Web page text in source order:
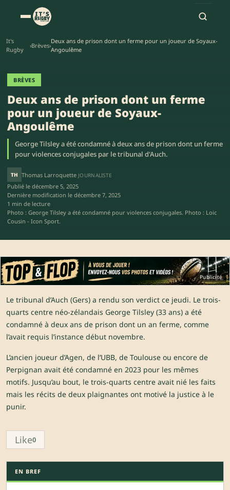
It's
Rugby
›Brèves›
Deux ans de prison dont un ferme pour un joueur de Soyaux-
Angoulême
BRÈVES
Deux ans de prison dont un ferme
pour un joueur de Soyaux-
Angoulême
George Tilsley a été condamné à deux ans de prison dont un ferme
pour violences conjugales par le tribunal d'Auch.
TH Thomas Larroquette JOURNALISTE
Publié le décembre 5, 2025
Dernière modification le décembre 7, 2025
1 min de lecture
Photo : George Tilsley a été condamné pour violences conjugales. Photo : Loic
Cousin - Icon Sport.
Publicité
Le tribunal d’Auch (Gers) a rendu son verdict ce jeudi. Le trois-
quarts centre néo-zélandais George Tilsley (33 ans) a été
condamné à deux ans de prison dont un an ferme, comme
l’avait requis l’instance début novembre.
L’ancien joueur d’Agen, de l’UBB, de Toulouse ou encore de
Perpignan avait été condamné en 2023 pour les mêmes
motifs. Jusqu’au bout, le trois-quarts centre avait nié les faits
mais les récits de deux plaignantes ont motivé la justice à le
punir.
Like0
EN BREF